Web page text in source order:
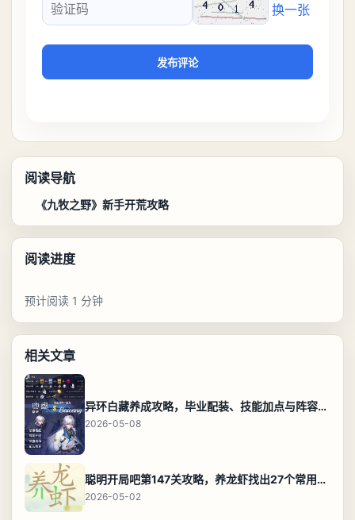
验证码
换一张
发布评论
阅读导航
《九牧之野》新手开荒攻略
阅读进度
预计阅读 1 分钟
相关文章
异环白藏养成攻略，毕业配装、技能加点与阵容搭配保姆级解析
2026-05-08
聪明开局吧第147关攻略，养龙虾找出27个常用字通关答案
2026-05-02